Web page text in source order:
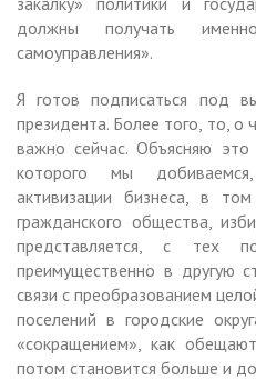
должны получать
самоуправления».
Я готов подписаться под
президента. Более того, то, о
важно сейчас. Объясняю
которого мы
активизации бизнеса, в
гражданского общества,
представляется, с тех
преимущественно в другую
связи с преобразованием
поселений в городские
«сокращением», как
потом становится больше и